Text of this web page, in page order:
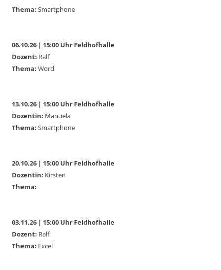
Thema: Smartphone
06.10.26 | 15:00 Uhr Feldhofhalle
Dozent: Ralf
Thema: Word
13.10.26 | 15:00 Uhr Feldhofhalle
Dozentin: Manuela
Thema: Smartphone
20.10.26 | 15:00 Uhr Feldhofhalle
Dozentin: Kirsten
Thema:
03.11.26 | 15:00 Uhr Feldhofhalle
Dozent: Ralf
Thema: Excel